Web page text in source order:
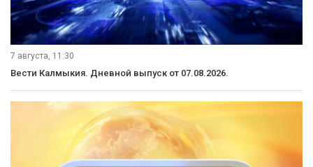
7 августа, 11:30
Вести Калмыкия. Дневной выпуск от 07.08.2026.